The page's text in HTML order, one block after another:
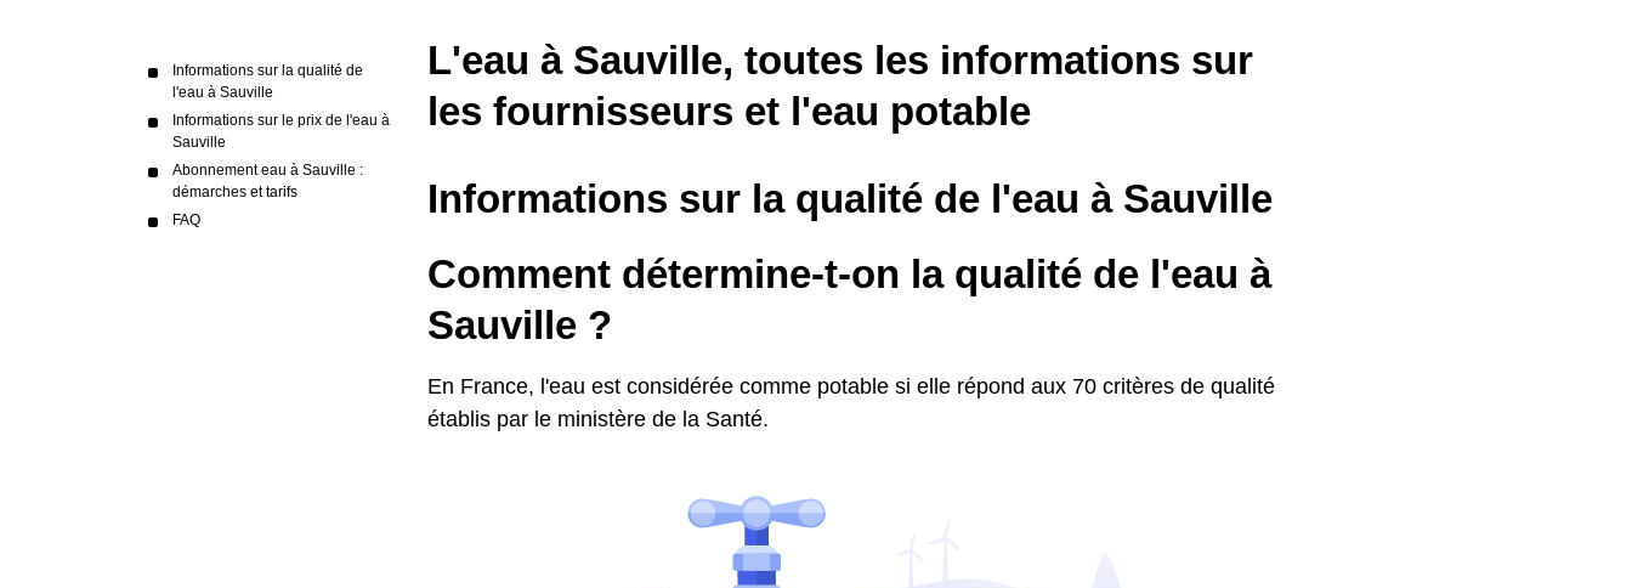
Informations sur la qualité de
l'eau à Sauville
Informations sur le prix de l'eau à
Sauville
Abonnement eau à Sauville :
démarches et tarifs
FAQ
L'eau à Sauville, toutes les informations sur
les fournisseurs et l'eau potable
Informations sur la qualité de l'eau à Sauville
Comment détermine-t-on la qualité de l'eau à
Sauville ?
En France, l'eau est considérée comme potable si elle répond aux 70 critères de qualité
établis par le ministère de la Santé.